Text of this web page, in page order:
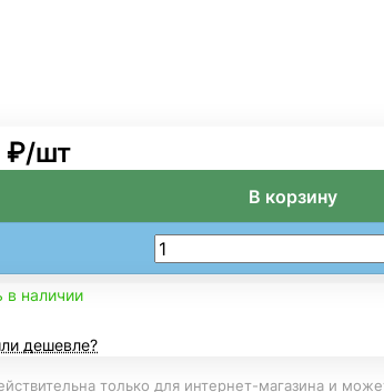
₽/шт
В корзину
в наличии
дешевле?
только для интернет-магазина и